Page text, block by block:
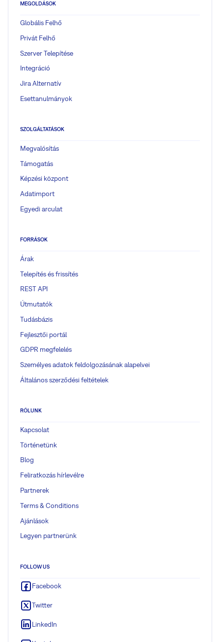
MEGOLDÁSOK
Globális Felhő
Privát Felhő
Szerver Telepítése
Integráció
Jira Alternatív
Esettanulmányok
SZOLGÁLTATÁSOK
Megvalósítás
Támogatás
Képzési központ
Adatimport
Egyedi arculat
FORRÁSOK
Árak
Telepítés és frissítés
REST API
Útmutatók
Tudásbázis
Fejlesztői portál
GDPR megfelelés
Személyes adatok feldolgozásának alapelvei
Általános szerződési feltételek
RÓLUNK
Kapcsolat
Történetünk
Blog
Feliratkozás hírlevélre
Partnerek
Terms & Conditions
Ajánlások
Legyen partnerünk
FOLLOW US
Facebook
Twitter
LinkedIn